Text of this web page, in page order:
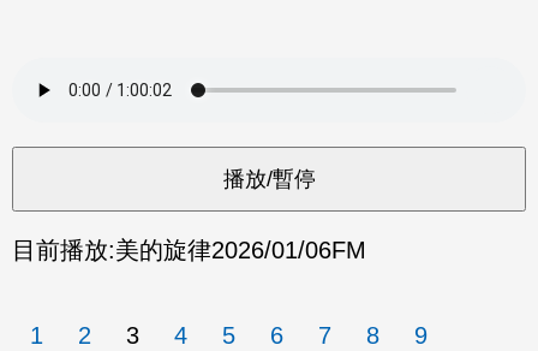
目前播放:美的旋律2026/01/06FM
1 2 3 4 5 6 7 8 9